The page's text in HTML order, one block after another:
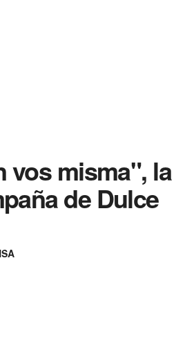
vos misma", la
de Dulce